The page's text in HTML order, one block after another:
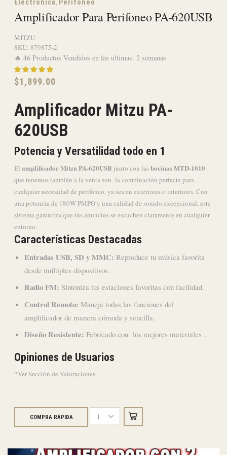
Electronica, Perifoneo
Amplificador Para Perifoneo PA-620USB
MITZU
SKU: 879875-2
🔥 46 Productos Vendidos en las ultimas: 2 semanas
$1,899.00
Amplificador Mitzu PA-
620USB
Potencia y Versatilidad todo en 1
El amplificador Mitzu PA-620USB junto con lasbocinas MTD-1010
que tenemos también a la venta son la combinación perfecta para
cualquier necesidad de perifoneo, ya sea en exteriores o interiores. Con
una potencia de 180W PMPO y una calidad de sonido excepcional, este
sistema garantiza que tus anuncios se escuchen claramente en cualquier
entorno.
Características Destacadas
Entradas USB, SD y MMC: Reproduce tu música favorita
desde múltiples dispositivos.
Radio FM: Sintoniza tus estaciones favoritas con facilidad.
Control Remoto: Maneja todas las funciones del
amplificador de manera cómoda y sencilla.
Diseño Resistente: Fabricado con los mejores materiales .
Opiniones de Usuarios
*Ver Sección de Valoraciones
COMPRA RÁPIDA
Amplificador
PA-